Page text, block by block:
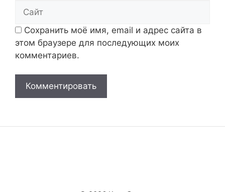
Сохранить моё имя, email и адрес сайта в
этом браузере для последующих моих
комментариев.